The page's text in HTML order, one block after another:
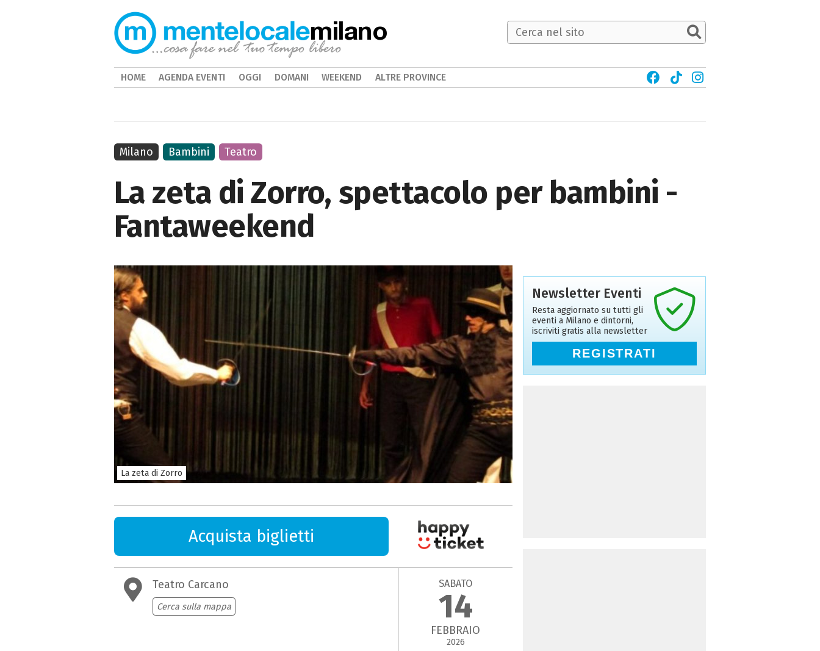
La zeta di Zorro, spettacolo per bambini -
Fantaweekend
La zeta di Zorro
Acquista biglietti
Teatro Carcano
Cerca sulla mappa
SABATO
14
FEBBRAIO
2026
Milano Bambini Teatro
Newsletter Eventi
Resta aggiornato su tutti gli
eventi a Milano e dintorni,
iscriviti gratis alla newsletter
REGISTRATI
milano
HOME AGENDA EVENTI OGGI DOMANI WEEKEND ALTRE PROVINCE